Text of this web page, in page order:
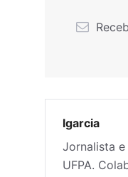
lgarcia
Jornalista
UFPA.